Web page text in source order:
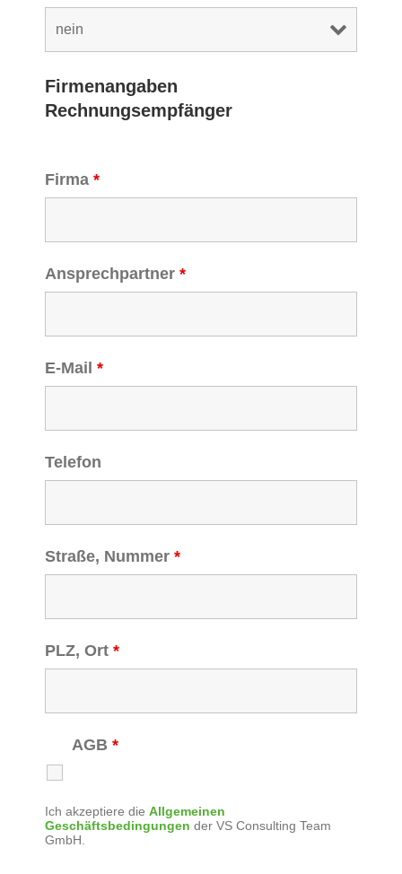
Firmenangaben
Rechnungsempfänger
Firma *
Ansprechpartner *
E-Mail *
Telefon
Straße, Nummer *
PLZ, Ort *
AGB *
Ich akzeptiere die Allgemeinen
Geschäftsbedingungen der VS Consulting Team
GmbH.